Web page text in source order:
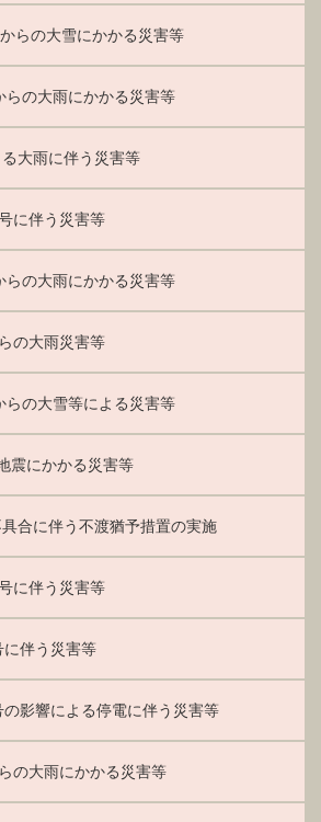
らの大雪にかかる災害等
らの大雨にかかる災害等
大雨に伴う災害等
に伴う災害等
らの大雨にかかる災害等
の大雨災害等
らの大雪等による災害等
震にかかる災害等
合に伴う不渡猶予措置の実施
に伴う災害等
伴う災害等
影響による停電に伴う災害等
の大雨にかかる災害等